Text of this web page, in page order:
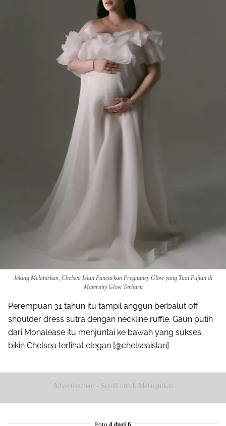
Jelang Melahirkan, Chelsea Islan Pancarkan Pregnancy Glow yang Tuai Pujian di
Maternity Glow Terbaru
Perempuan 31 tahun itu tampil anggun berbalut off
shoulder dress sutra dengan neckline ruffle. Gaun putih
dari Monalease itu menjuntai ke bawah yang sukses
bikin Chelsea terlihat elegan [@chelseaislan]
Advertisement - Scroll untuk Melanjutkan
Foto 4 dari 6